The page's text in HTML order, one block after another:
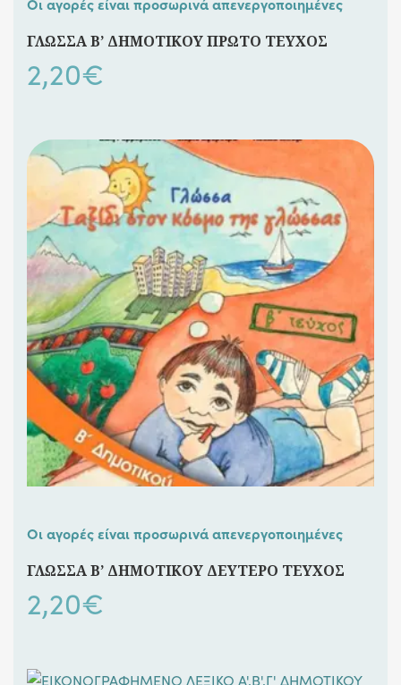
ΓΛΩΣΣΑ Β’ ΔΗΜΟΤΙΚΟΥ ΠΡΩΤΟ ΤΕΥΧΟΣ
2,20€
Οι αγορές είναι προσωρινά απενεργοποιημένες
ΓΛΩΣΣΑ Β’ ΔΗΜΟΤΙΚΟΥ ΔΕΥΤΕΡΟ ΤΕΥΧΟΣ
2,20€